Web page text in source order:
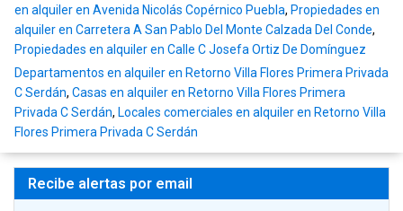
en alquiler en Avenida Nicolás Copérnico Puebla, Propiedades en
alquiler en Carretera A San Pablo Del Monte Calzada Del Conde,
Propiedades en alquiler en Calle C Josefa Ortiz De Domínguez
Departamentos en alquiler en Retorno Villa Flores Primera Privada
C Serdán, Casas en alquiler en Retorno Villa Flores Primera
Privada C Serdán, Locales comerciales en alquiler en Retorno Villa
Flores Primera Privada C Serdán
Recibe alertas por email